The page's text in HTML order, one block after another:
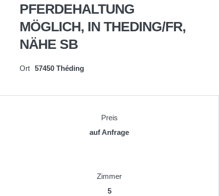
PFERDEHALTUNG
MÖGLICH, IN THEDING/FR,
NÄHE SB
Ort 57450 Théding
Preis
auf Anfrage
Zimmer
5